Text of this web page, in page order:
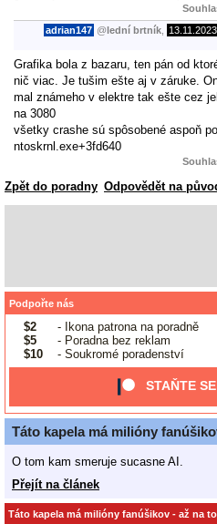
adrian147 @lední brtník 13.11.2023
Grafika bola z bazaru, ten pán od
nič viac. Je tušim ešte aj v záruke.
mal známeho v elektre tak ešte cez
na 3080
všetky crashe sú spôsobené aspoň
ntoskrnl.exe+3fd640
Zpět do poradny Odpovědět na
Podpořte nás
$2
- Ikona patrona na poradně
$5
- Poradna bez reklam
$10
- Soukromé poradenství
STAŇTE
Táto kapela má milióny
O tom kam smeruje sucasne AI.
Přejít na článek
Táto kapela má milióny fanúšikov - až na